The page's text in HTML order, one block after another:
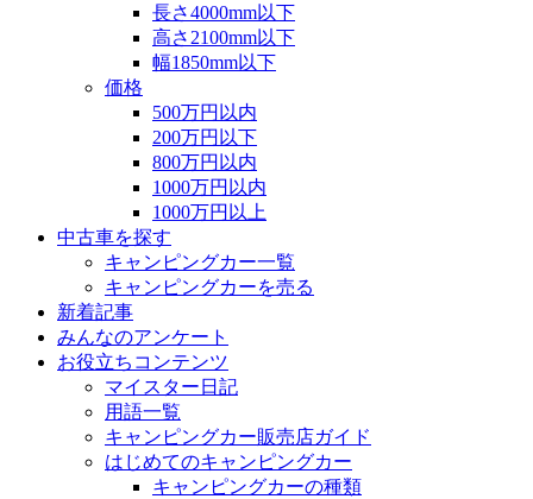
長さ4000mm以下
高さ2100mm以下
幅1850mm以下
価格
500万円以内
200万円以下
800万円以内
1000万円以内
1000万円以上
中古車を探す
キャンピングカー一覧
キャンピングカーを売る
新着記事
みんなのアンケート
お役立ちコンテンツ
マイスター日記
用語一覧
キャンピングカー販売店ガイド
はじめてのキャンピングカー
キャンピングカーの種類